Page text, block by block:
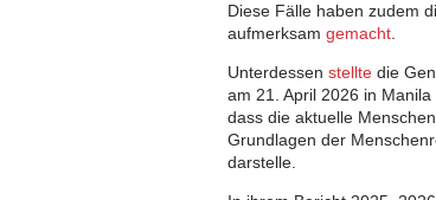
Diese Fälle haben zudem
aufmerksam gemacht
Unterdessen stellte die
am 21. April 2026 in
dass die aktuelle
Grundlagen der
darstelle.